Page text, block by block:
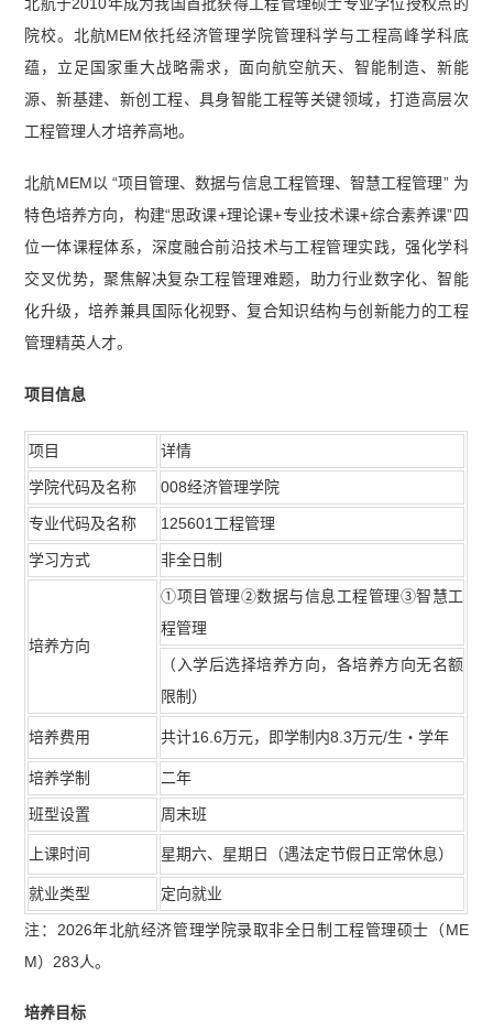
院校。北航MEM依托经济管理学院管理科学与工程高峰学科底
蕴，立足国家重大战略需求，面向航空航天、智能制造、新能
源、新基建、新创工程、具身智能工程等关键领域，打造高层次
工程管理人才培养高地。
北航MEM以 “项目管理、数据与信息工程管理、智慧工程管理” 为
特色培养方向，构建“思政课+理论课+专业技术课+综合素养课”四
位一体课程体系，深度融合前沿技术与工程管理实践，强化学科
交叉优势，聚焦解决复杂工程管理难题，助力行业数字化、智能
化升级，培养兼具国际化视野、复合知识结构与创新能力的工程
管理精英人才。
项目信息
项目 详情
学院代码及名称 008经济管理学院
专业代码及名称 125601工程管理
学习方式 非全日制
培养方向
①项目管理②数据与信息工程管理③智慧工
程管理
（入学后选择培养方向，各培养方向无名额
限制）
培养费用 共计16.6万元，即学制内8.3万元/生・学年
培养学制 二年
班型设置 周末班
上课时间 星期六、星期日（遇法定节假日正常休息）
就业类型 定向就业
注：2026年北航经济管理学院录取非全日制工程管理硕士（ME
M）283人。
培养目标